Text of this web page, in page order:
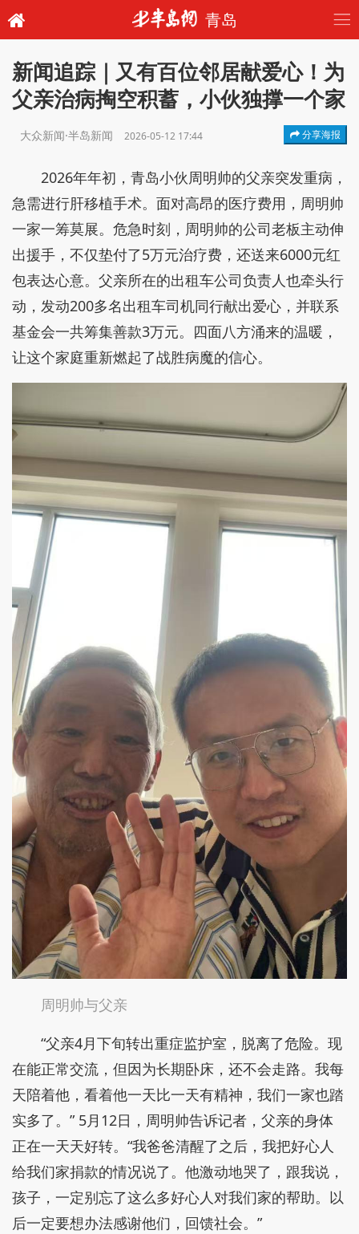
青岛
新闻追踪｜又有百位邻居献爱心！为
父亲治病掏空积蓄，小伙独撑一个家
大众新闻·半岛新闻 2026-05-12 17:44 分享海报
2026年年初，青岛小伙周明帅的父亲突发重病，
急需进行肝移植手术。面对高昂的医疗费用，周明帅
一家一筹莫展。危急时刻，周明帅的公司老板主动伸
出援手，不仅垫付了5万元治疗费，还送来6000元红
包表达心意。父亲所在的出租车公司负责人也牵头行
动，发动200多名出租车司机同行献出爱心，并联系
基金会一共筹集善款3万元。四面八方涌来的温暖，
让这个家庭重新燃起了战胜病魔的信心。
周明帅与父亲
“父亲4月下旬转出重症监护室，脱离了危险。现
在能正常交流，但因为长期卧床，还不会走路。我每
天陪着他，看着他一天比一天有精神，我们一家也踏
实多了。” 5月12日，周明帅告诉记者，父亲的身体
正在一天天好转。“我爸爸清醒了之后，我把好心人
给我们家捐款的情况说了。他激动地哭了，跟我说，
孩子，一定别忘了这么多好心人对我们家的帮助。以
后一定要想办法感谢他们，回馈社会。”